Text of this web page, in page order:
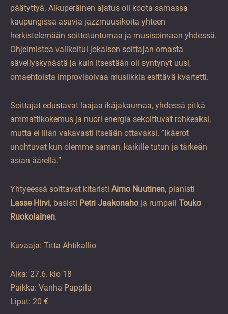
päätyttyä. Alkuperäinen ajatus oli koota samassa
kaupungissa asuvia jazzmuusikoita yhteen
herkistelemään soittotuntumaa ja musisoimaan yhdessä.
Ohjelmistoa valikoitui jokaisen soittajan omasta
sävellyskynästä ja kuin itsestään oli syntynyt uusi,
omaehtoista improvisoivaa musiikkia esittävä kvartetti.
Soittajat edustavat laajaa ikäjakaumaa, yhdessä pitkä
ammattikokemus ja nuori energia sekoittuvat rohkeaksi,
mutta ei liian vakavasti itseään ottavaksi. ”Ikäerot
unohtuvat kun olemme saman, kaikille tutun ja tärkeän
asian äärellä.”
Yhtyeessä soittavat kitaristi Aimo Nuutinen, pianisti
Lasse Hirvi, basisti Petri Jaakonaho ja rumpali Touko
Ruokolainen.
Kuvaaja: Titta Ahtikallio
Aika: 27.6. klo 18
Paikka: Vanha Pappila
Liput: 20 €